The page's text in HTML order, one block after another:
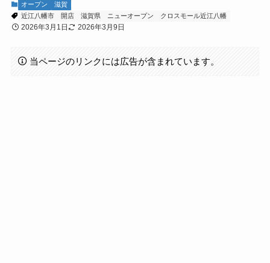
オープン
滋賀
近江八幡市
開店 滋賀県 ニューオープン クロスモール近江八幡
2026年3月1日 2026年3月9日
当ページのリンクには広告が含まれています。